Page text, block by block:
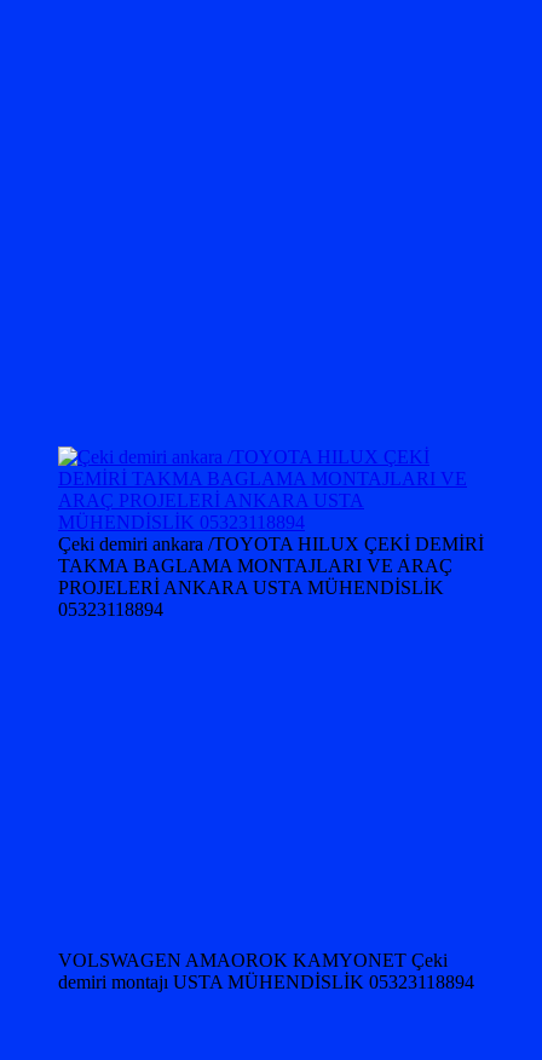
Çeki demiri ankara /TOYOTA HILUX ÇEKİ DEMİRİ
TAKMA BAGLAMA MONTAJLARI VE ARAÇ
PROJELERİ ANKARA USTA MÜHENDİSLİK
05323118894
VOLSWAGEN AMAOROK KAMYONET Çeki
demiri montajı USTA MÜHENDİSLİK 05323118894